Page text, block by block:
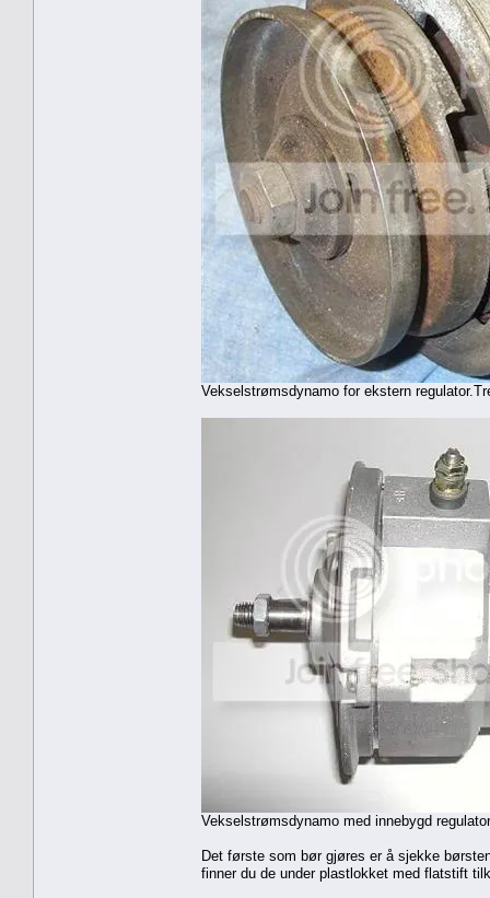
Vekselstrømsdynamo for ekstern
Vekselstrømsdynamo med innebygd
Det første som bør gjøres er å sjekke
finner du de under plastlokket med flatstift